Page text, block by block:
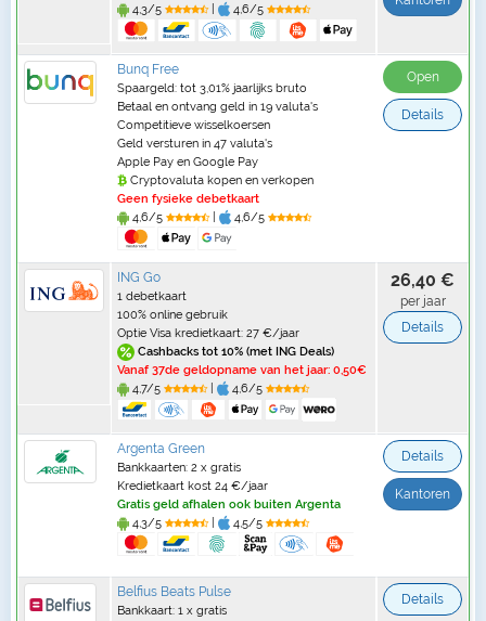
4,3/5
| 4,6/5
Bunq Free
Spaargeld: tot 3,01% jaarlijks bruto
Betaal en ontvang geld in 19 valuta's
Competitieve wisselkoersen
Geld versturen in 47 valuta's
Apple Pay en Google Pay
Cryptovaluta kopen en verkopen
Geen fysieke debetkaart
4,6/5
| 4,6/5
Open
Details
ING Go
1 debetkaart
100% online gebruik
Optie Visa kredietkaart: 27 €/jaar
Cashbacks tot 10% (met ING Deals)
Vanaf 37de geldopname van het jaar: 0,50€
4,7/5
| 4,6/5
26,40 €
per jaar
Details
Argenta Green
Bankkaarten: 2 x gratis
Kredietkaart kost 24 €/jaar
Gratis geld afhalen ook buiten Argenta
4,3/5
| 4,5/5
Details
Kantoren
Belfius Beats Pulse
Bankkaart: 1 x gratis
Details